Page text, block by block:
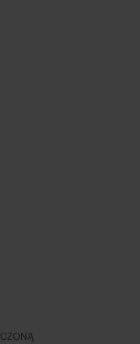
od umowy sprzedaży
realizację umów
towarów zgodnych z